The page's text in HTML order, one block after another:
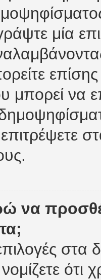
μία
μπορεί να
να
ότι